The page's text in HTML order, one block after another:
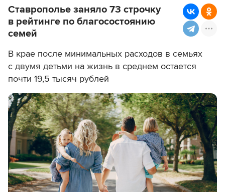
Ставрополье заняло 73 строчку
в рейтинге по благосостоянию
семей
В крае после минимальных расходов в семьях
с двумя детьми на жизнь в среднем остается
почти 19,5 тысяч рублей